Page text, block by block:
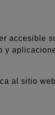
accesible
al sitio web